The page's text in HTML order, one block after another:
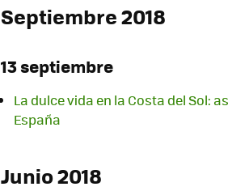
Septiembre 2018
13 septiembre
La dulce vida en la Costa del Sol:
España
Junio 2018